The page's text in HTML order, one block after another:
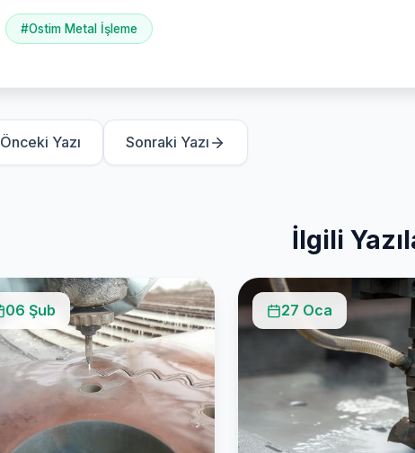
#Ostim Metal İşleme
Önceki Yazı Sonraki Yazı
İlgili
06 Şub 27 Oca